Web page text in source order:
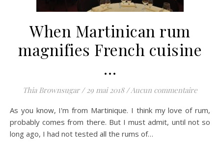
When Martinican rum
magnifies French cuisine
…
Thia Brownsugar / 29 mai 2018 /Aucun commentaire
As you know, I'm from Martinique. I think my love of rum,
probably comes from there. But I must admit, until not so
long ago, I had not tested all the rums of…